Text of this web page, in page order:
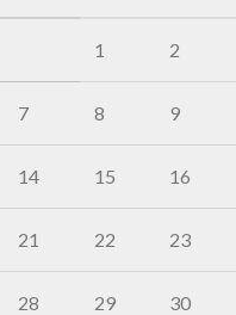
1 2
7 8 9
14 15 16
21 22 23
28 29 30